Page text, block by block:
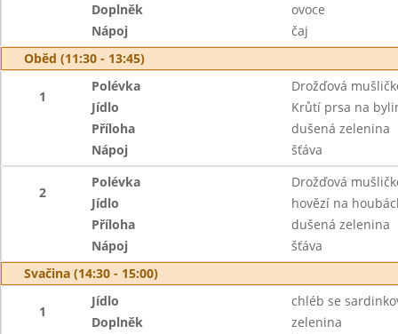
Doplněk
ovoce
Nápoj
čaj
Oběd (11:30 - 13:45)
1
Polévka
Drožďová
Jídlo
Krůtí prsa na
Příloha
dušená zelenina
Nápoj
šťáva
2
Polévka
Drožďová
Jídlo
hovězí na
Příloha
dušená zelenina
Nápoj
šťáva
Svačina (14:30 - 15:00)
1
Jídlo
chléb se
Doplněk
zelenina